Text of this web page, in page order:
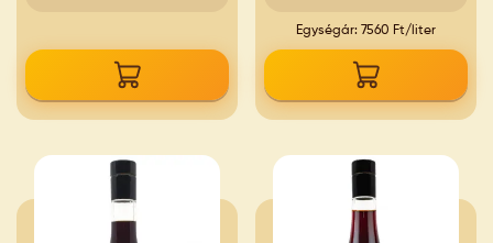
Egységár: 7560 Ft/liter